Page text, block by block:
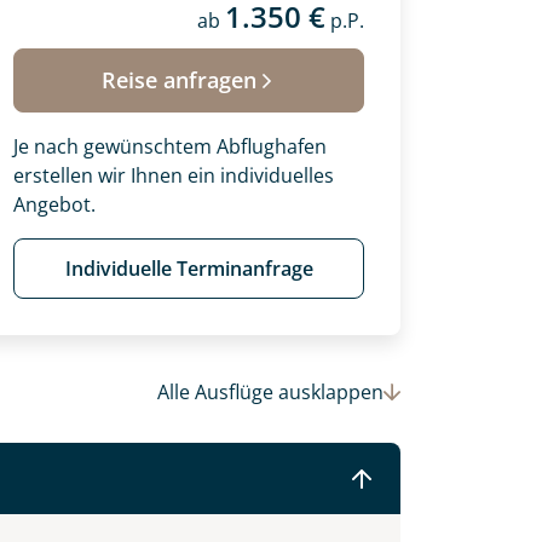
ab 1.350 € p.P.
Reise anfragen
Je nach gewünschtem Abflughafen
erstellen wir Ihnen ein individuelles
Angebot.
Individuelle Terminanfrage
Alle Ausflügeausklappen
Wunschtermine für die Reise
gestalten wir Ihre